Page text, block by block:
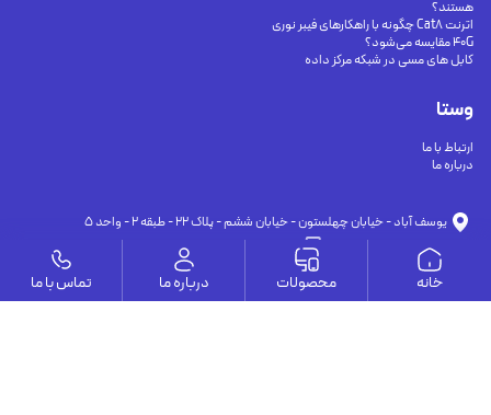
وستا
ارتباط با ما
درباره ما
هستند؟
اترنت Cat8 چگونه با راهکارهای فیبر نوری
40G مقایسه می‌شود؟
کابل های مسی در شبکه مرکز داده
يوسف آباد - خيابان چهلستون - خيابان ششم - پلاك ٢٢ - طبقه ٢ - واحد ٥
info@vesta-com.com
09126394251
09191302116
خانه محصولات درباره ما تماس با ما